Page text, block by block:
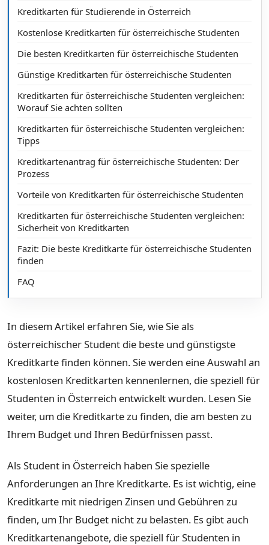
Kreditkarten für Studierende in Österreich
Kostenlose Kreditkarten für österreichische Studenten
Die besten Kreditkarten für österreichische Studenten
Günstige Kreditkarten für österreichische Studenten
Kreditkarten für österreichische Studenten vergleichen:
Worauf Sie achten sollten
Kreditkarten für österreichische Studenten vergleichen:
Tipps
Kreditkartenantrag für österreichische Studenten: Der
Prozess
Vorteile von Kreditkarten für österreichische Studenten
Kreditkarten für österreichische Studenten vergleichen:
Sicherheit von Kreditkarten
Fazit: Die beste Kreditkarte für österreichische Studenten
finden
FAQ
In diesem Artikel erfahren Sie, wie Sie als
österreichischer Student die beste und günstigste
Kreditkarte finden können. Sie werden eine Auswahl an
kostenlosen Kreditkarten kennenlernen, die speziell für
Studenten in Österreich entwickelt wurden. Lesen Sie
weiter, um die Kreditkarte zu finden, die am besten zu
Ihrem Budget und Ihren Bedürfnissen passt.
Als Student in Österreich haben Sie spezielle
Anforderungen an Ihre Kreditkarte. Es ist wichtig, eine
Kreditkarte mit niedrigen Zinsen und Gebühren zu
finden, um Ihr Budget nicht zu belasten. Es gibt auch
Kreditkartenangebote, die speziell für Studenten in